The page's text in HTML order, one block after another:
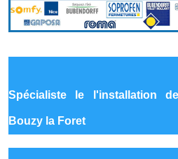
Spécialiste le l'installation
Bouzy la Foret